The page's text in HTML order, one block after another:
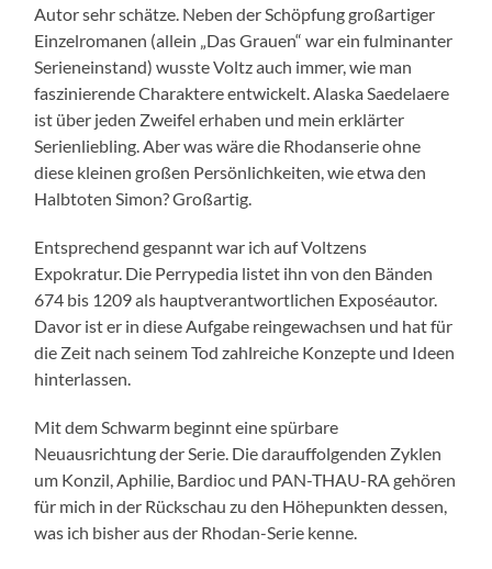
Autor sehr schätze. Neben der Schöpfung großartiger
Einzelromanen (allein „Das Grauen“ war ein fulminanter
Serieneinstand) wusste Voltz auch immer, wie man
faszinierende Charaktere entwickelt. Alaska Saedelaere
ist über jeden Zweifel erhaben und mein erklärter
Serienliebling. Aber was wäre die Rhodanserie ohne
diese kleinen großen Persönlichkeiten, wie etwa den
Halbtoten Simon? Großartig.
Entsprechend gespannt war ich auf Voltzens
Expokratur. Die Perrypedia listet ihn von den Bänden
674 bis 1209 als hauptverantwortlichen Exposéautor.
Davor ist er in diese Aufgabe reingewachsen und hat für
die Zeit nach seinem Tod zahlreiche Konzepte und Ideen
hinterlassen.
Mit dem Schwarm beginnt eine spürbare
Neuausrichtung der Serie. Die darauffolgenden Zyklen
um Konzil, Aphilie, Bardioc und PAN-THAU-RA gehören
für mich in der Rückschau zu den Höhepunkten dessen,
was ich bisher aus der Rhodan-Serie kenne.